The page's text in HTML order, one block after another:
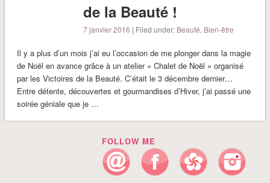
de la Beauté !
7 janvier 2016 | Filed under: Beauté, Bien-être
Il y a plus d’un mois j’ai eu l’occasion de me plonger dans la magie
de Noël en avance grâce à un atelier « Chalet de Noël » organisé
par les Victoires de la Beauté. C’était le 3 décembre dernier…
Entre détente, découvertes et gourmandises d’Hiver, j’ai passé une
soirée géniale que je …
FOLLOW ME